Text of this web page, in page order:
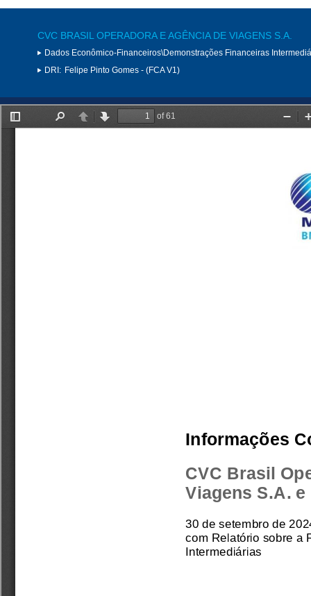
CVC BRASIL OPERADORA E AGÊNCIA DE VIAGENS S.A.
Dados Econômico-Financeiros\Demonstrações Financeiras
DRI: Felipe Pinto Gomes - (FCA V1)